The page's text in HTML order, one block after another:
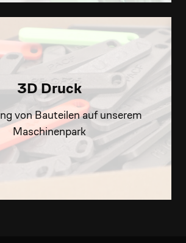
3D Druck
von Bauteilen auf unserem
Maschinenpark